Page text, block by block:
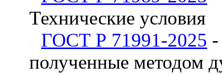
Технические условия
ГОСТ Р 71991-2025
полученные методом